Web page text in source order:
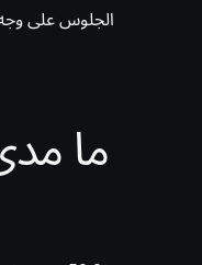
الجلوس على
ما